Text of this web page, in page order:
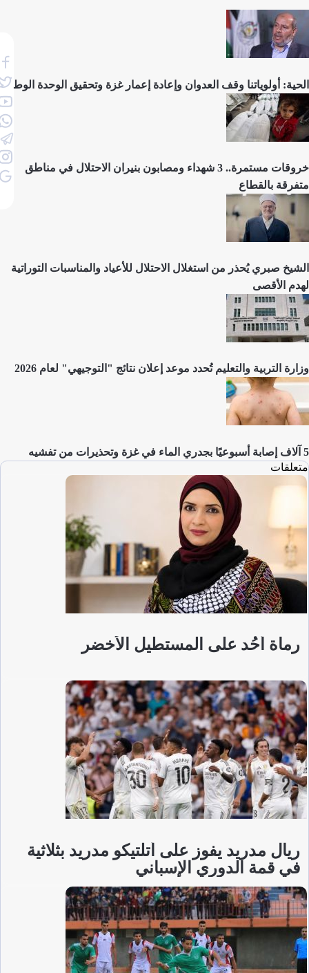
الحية: أولوياتنا وقف العدوان وإعادة إعمار غزة وتحقيق الوحدة الوطنية
خروقات مستمرة.. 3 شهداء ومصابون بنيران الاحتلال في مناطق
متفرقة بالقطاع
الشيخ صبري يُحذر من استغلال الاحتلال للأعياد والمناسبات التوراتية
لهدم الأقصى
وزارة التربية والتعليم تُحدد موعد إعلان نتائج "التوجيهي" لعام 2026
5 آلاف إصابة أسبوعيًا بجدري الماء في غزة وتحذيرات من تفشيه
متعلقات
رماة أُحُد على المستطيل الأخضر
ريال مدريد يفوز على أتلتيكو مدريد بثلاثية
في قمة الدوري الإسباني